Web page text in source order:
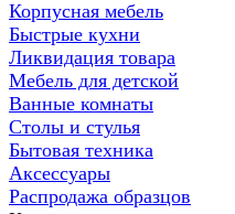
Корпусная мебель
Быстрые кухни
Ликвидация товара
Мебель для детской
Ванные комнаты
Столы и стулья
Бытовая техника
Аксессуары
Распродажа образцов